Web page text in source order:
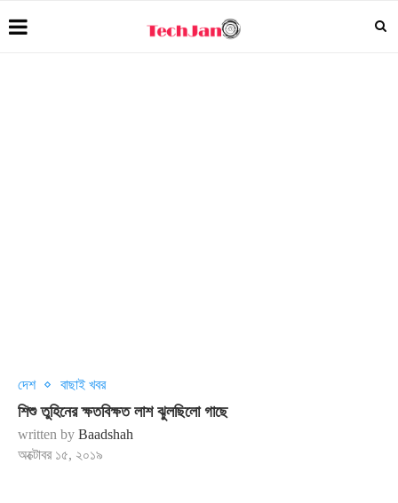
দেশ বাছাই খবর
শিশু তুহিনের ক্ষতবিক্ষত লাশ ঝুলছিলো গাছে
written by Baadshah
অক্টোবর ১৫, ২০১৯